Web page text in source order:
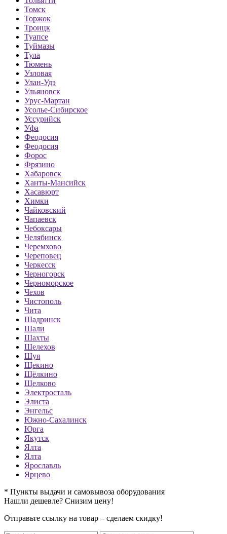
Томск
Торжок
Троицк
Туапсе
Туймазы
Тула
Тюмень
Узловая
Улан-Удэ
Ульяновск
Урус-Мартан
Усолье-Сибирское
Уссурийск
Уфа
Феодосия
Феодосия
Форос
Фрязино
Хабаровск
Ханты-Мансийск
Хасавюрт
Химки
Чайковский
Чапаевск
Чебоксары
Челябинск
Черемхово
Череповец
Черкесск
Черногорск
Черноморское
Чехов
Чистополь
Чита
Шадринск
Шали
Шахты
Шелехов
Шуя
Щекино
Щёлкино
Щелково
Электросталь
Элиста
Энгельс
Южно-Сахалинск
Юрга
Якутск
Ялта
Ялта
Ярославль
Ярцево
* Пункты выдачи и самовывоза оборудования
Нашли дешевле? Снизим цену!
Отправьте ссылку на товар – сделаем скидку!